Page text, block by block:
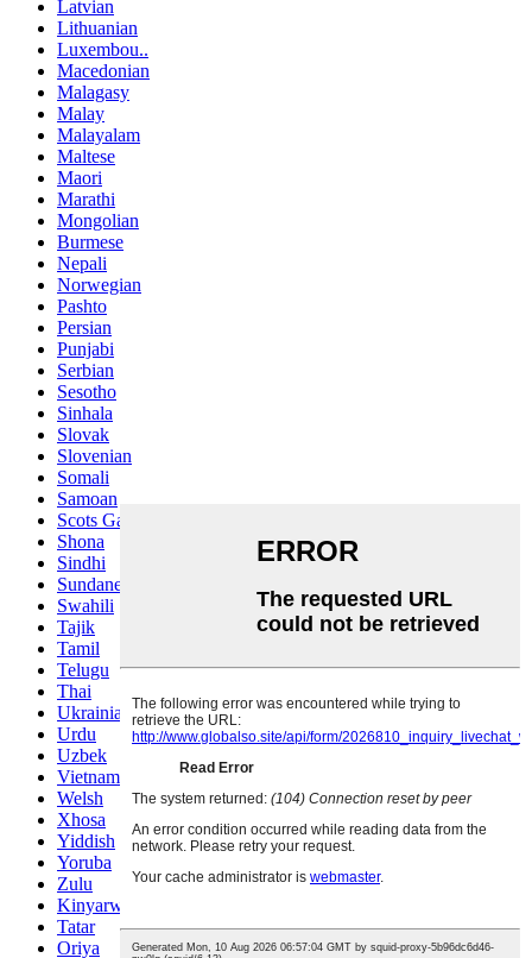
Latvian
Lithuanian
Luxembou..
Macedonian
Malagasy
Malay
Malayalam
Maltese
Maori
Marathi
Mongolian
Burmese
Nepali
Norwegian
Pashto
Persian
Punjabi
Serbian
Sesotho
Sinhala
Slovak
Slovenian
Somali
Samoan
Scots Gaelic
Shona
Sindhi
Sundanese
Swahili
Tajik
Tamil
Telugu
Thai
Ukrainian
Urdu
Uzbek
Vietnamese
Welsh
Xhosa
Yiddish
Yoruba
Zulu
Kinyarwanda
Tatar
Oriya